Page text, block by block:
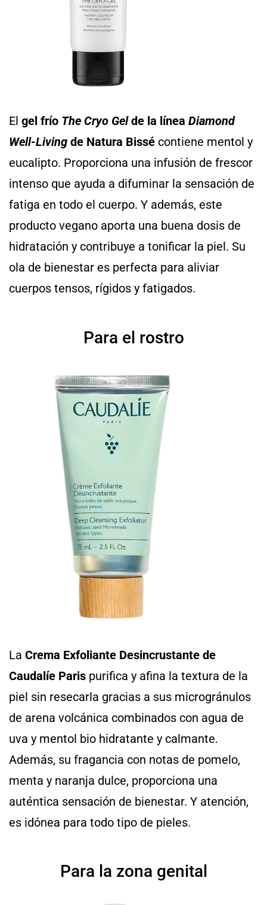
El gel frío The Cryo Gelde la línea Diamond
Well-Living de Natura Bissé contiene mentol y
eucalipto. Proporciona una infusión de frescor
intenso que ayuda a difuminar la sensación de
fatiga en todo el cuerpo. Y además, este
producto vegano aporta una buena dosis de
hidratación y contribuye a tonificar la piel. Su
ola de bienestar es perfecta para aliviar
cuerpos tensos, rígidos y fatigados.
Para el rostro
La Crema Exfoliante Desincrustante de
Caudalíe Paris purifica y afina la textura de la
piel sin resecarla gracias a sus microgránulos
de arena volcánica combinados con agua de
uva y mentol bio hidratante y calmante.
Además, su fragancia con notas de pomelo,
menta y naranja dulce, proporciona una
auténtica sensación de bienestar. Y atención,
es idónea para todo tipo de pieles.
Para la zona genital